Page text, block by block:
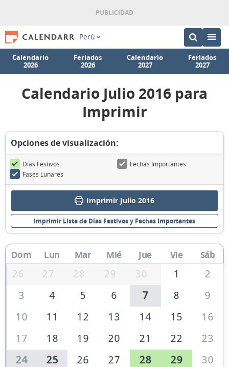
Perú
Calendario
2026
Feriados
2026
Calendario
2027
Feriados
2027
Calendario Julio 2016 para
Imprimir
Opciones de visualización:
Días Festivos
Fechas Importantes
Fases Lunares
Imprimir Julio 2016
Imprimir Lista de Días Festivos y Fechas Importantes
Dom Lun Mar Mié Jue Vie Sáb
26 27 28 29 30 1
2
3
4 5 6 7 8
9
10
11 12 13 14 15
16
17
18 19 20 21 22
23
24
25 26 27 28 29
30